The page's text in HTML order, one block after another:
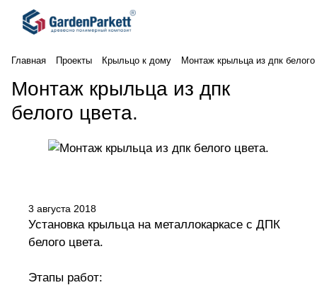
Главная Проекты Крыльцо к дому Монтаж крыльца из дпк белого
Монтаж крыльца из дпк
белого цвета.
3 августа 2018
Установка крыльца на металлокаркасе с ДПК
белого цвета.
Этапы работ: